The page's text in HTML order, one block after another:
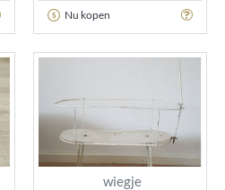
Nu kopen
wiegje